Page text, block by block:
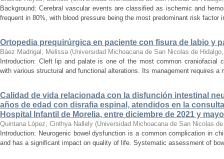
Background: Cerebral vascular events are classified as ischemic and
frequent in 80%, with blood pressure being the most predominant risk factor
Ortopedia prequirúrgica en paciente con fisura de labio y
Báez Madrigal, Melissa (Universidad Michoacana de San Nicolas de Hidalgo
Introduction: Cleft lip and palate is one of the most common craniofacial
with various structural and functional alterations. Its management requires a
Calidad de vida relacionada con la disfunción intestinal
años de edad con disrafia espinal, atendidos en la
Hospital Infantil de Morelia, entre diciembre de 2021 y
Quintana López, Cinthya Nallely (Universidad Michoacana de San Nicolas
Introduction: Neurogenic bowel dysfunction is a common complication in
and has a significant impact on quality of life. Systematic assessment of